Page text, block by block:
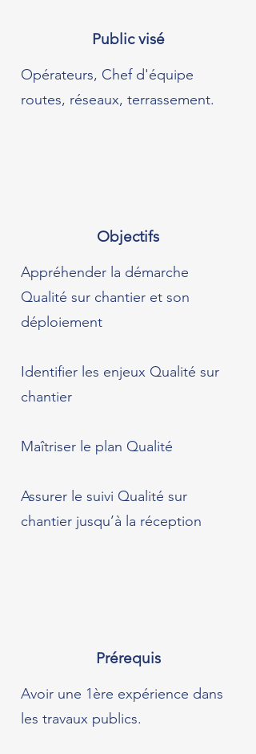
Public visé
Opérateurs, Chef d'équipe
routes, réseaux, terrassement.
Objectifs
Appréhender la démarche
Qualité sur chantier et son
déploiement
Identifier les enjeux Qualité sur
chantier
Maîtriser le plan Qualité
Assurer le suivi Qualité sur
chantier jusqu’à la réception
Prérequis
Avoir une 1ère expérience dans
les travaux publics.